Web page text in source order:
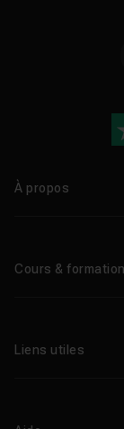
À propos
Cours &
Formations
Liens utiles